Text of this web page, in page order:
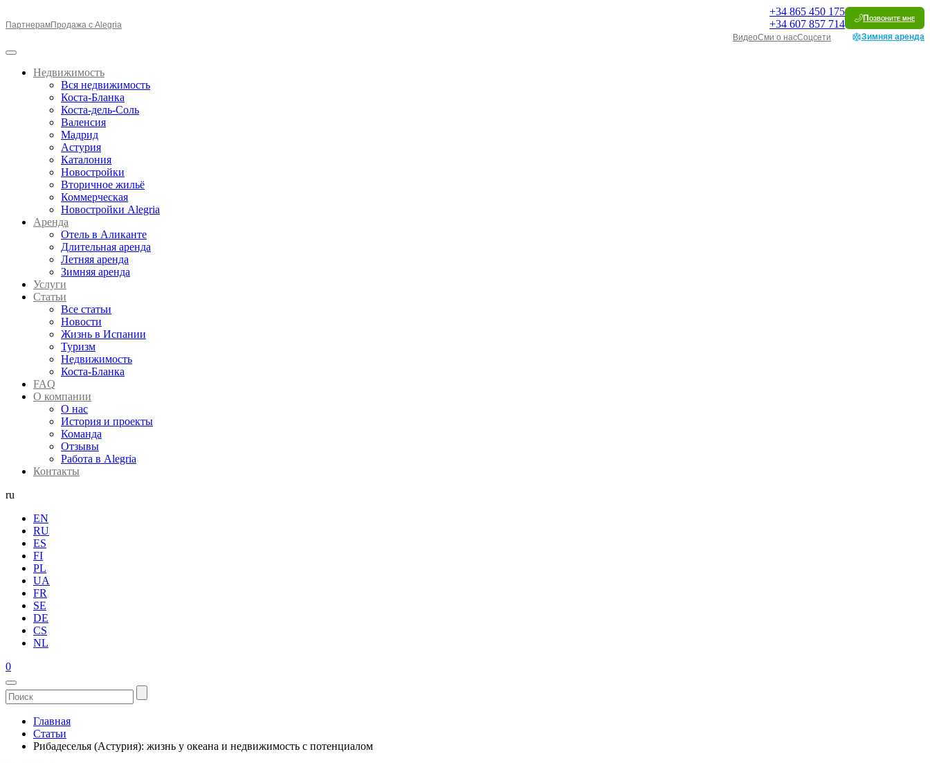
ПартнерамПродажа с Alegria
+34 865 450 175
+34 607 857 714
Позвоните мне
ВидеоСми о насСоцсети Зимняя аренда
Недвижимость
Вся недвижимость
Коста-Бланка
Коста-дель-Соль
Валенсия
Мадрид
Астурия
Каталония
Новостройки
Вторичное жильё
Коммерческая
Новостройки Alegria
Аренда
Отель в Аликанте
Длительная аренда
Летняя аренда
Зимняя аренда
Услуги
Статьи
Все статьи
Новости
Жизнь в Испании
Туризм
Недвижимость
Коста-Бланка
FAQ
О компании
О нас
История и проекты
Команда
Отзывы
Работа в Alegria
Контакты
ru
EN
RU
ES
FI
PL
UA
FR
SE
DE
CS
NL
0
Главная
Статьи
Рибадеселья (Астурия): жизнь у океана и недвижимость с потенциалом